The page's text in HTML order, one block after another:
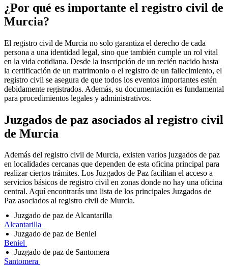
¿Por qué es importante el registro civil de
Murcia?
El registro civil de Murcia no solo garantiza el derecho de cada
persona a una identidad legal, sino que también cumple un rol vital
en la vida cotidiana. Desde la inscripción de un recién nacido hasta
la certificación de un matrimonio o el registro de un fallecimiento, el
registro civil se asegura de que todos los eventos importantes estén
debidamente registrados. Además, su documentación es fundamental
para procedimientos legales y administrativos.
Juzgados de paz asociados al registro civil
de Murcia
Además del registro civil de Murcia, existen varios juzgados de paz
en localidades cercanas que dependen de esta oficina principal para
realizar ciertos trámites. Los Juzgados de Paz facilitan el acceso a
servicios básicos de registro civil en zonas donde no hay una oficina
central. Aquí encontrarás una lista de los principales Juzgados de
Paz asociados al registro civil de Murcia.
Juzgado de paz de Alcantarilla
Alcantarilla
Juzgado de paz de Beniel
Beniel
Juzgado de paz de Santomera
Santomera